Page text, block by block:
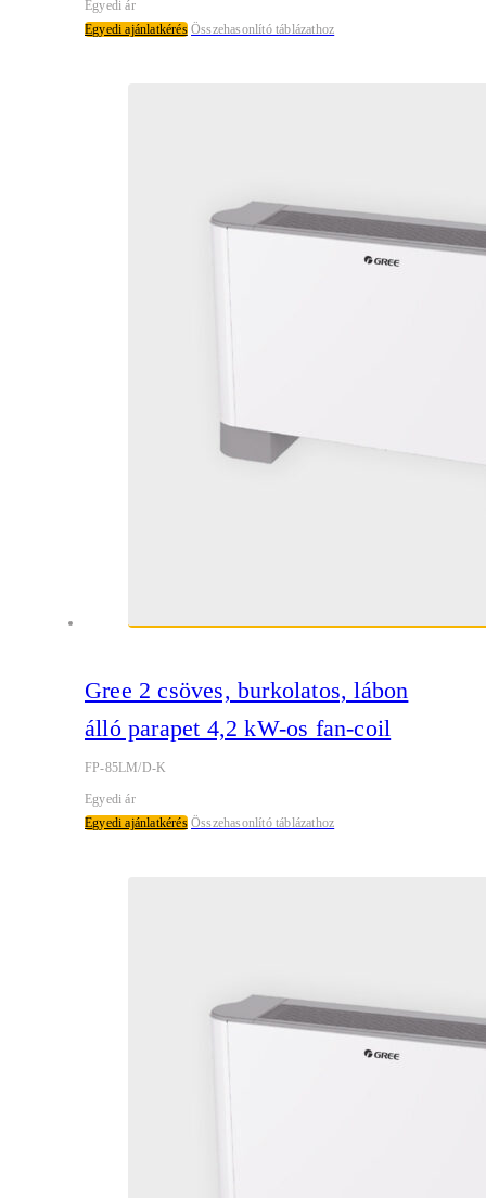
Egyedi ár
Egyedi ajánlatkérés Összehasonlító táblázathoz
Gree 2 csöves, burkolatos, lábon
álló parapet 4,2 kW-os fan-coil
FP-85LM/D-K
Egyedi ár
Egyedi ajánlatkérés Összehasonlító táblázathoz